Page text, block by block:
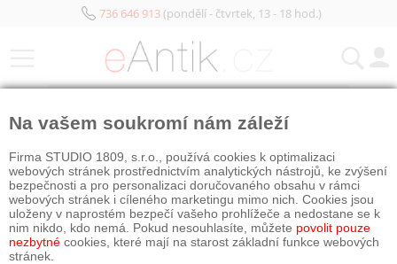
736 646 913(pondělí - čtvrtek, 13 - 18 hod.)
Na vašem soukromí nám záleží
Firma STUDIO 1809, s.r.o., používá cookies k optimalizaci
webových stránek prostřednictvím analytických nástrojů, ke zvýšení
bezpečnosti a pro personalizaci doručovaného obsahu v rámci
webových stránek i cíleného marketingu mimo nich. Cookies jsou
uloženy v naprostém bezpečí vašeho prohlížeče a nedostane se k
nim nikdo, kdo nemá. Pokud nesouhlasíte, můžete povolit pouze
nezbytné cookies, které mají na starost základní funkce webových
stránek.